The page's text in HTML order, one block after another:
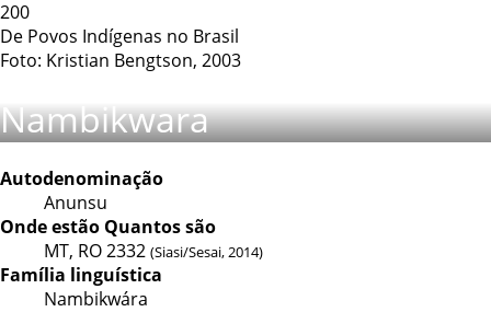
200
De Povos Indígenas no Brasil
Foto: Kristian Bengtson, 2003
Nambikwara
Autodenominação
Anunsu
Onde estão Quantos são
MT, RO2332 (Siasi/Sesai, 2014)
Família linguística
Nambikwára